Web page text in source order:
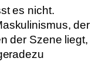
es nicht.
der
der Szene liegt,